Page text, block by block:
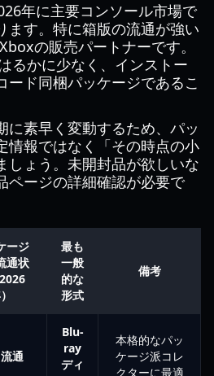
年に主要コンソール市場で
ます。特に箱版の流通が強い
の販売パートナーです。
るかに少なく、インストー
ード同梱パッケージであるこ
に素早く変動するため、パッ
情報ではなく「その時点の小
しょう。未開封品が欲しいな
ページの詳細確認が必要で
ージ
通状
最も
一般
的な
形式
備考
通
Blu-
ray
ディ
本格的なパッ
ケージ派コレ
クターに最適